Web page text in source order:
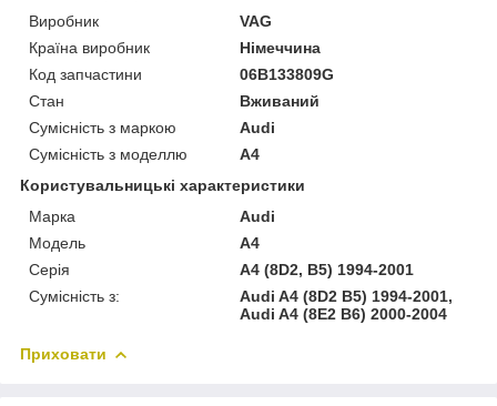
Виробник
VAG
Країна виробник
Німеччина
Код запчастини
06B133809G
Стан
Вживаний
Сумісність з маркою
Audi
Сумісність з моделлю
A4
Користувальницькі характеристики
Марка
Audi
Модель
A4
Серія
A4 (8D2, B5) 1994-2001
Сумісність з:
Audi A4 (8D2 B5) 1994-2001,
Audi A4 (8E2 B6) 2000-2004
Приховати